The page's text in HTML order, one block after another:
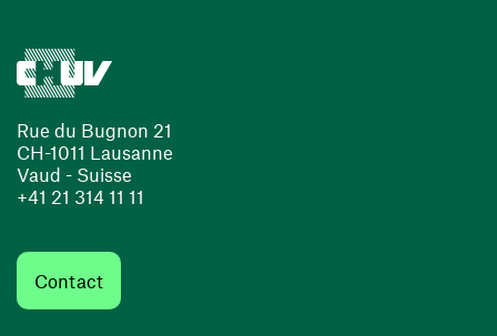
Rue du Bugnon 21
CH-1011 Lausanne
Vaud - Suisse
+41 21 314 11 11
Contact